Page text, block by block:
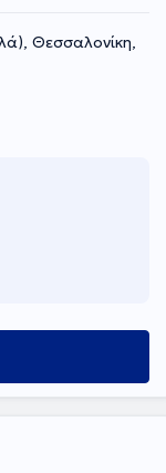
Θεσσαλονίκη,